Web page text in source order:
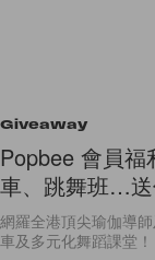
Giveaway
Popbee 會員
車、跳舞班…送
網羅全港頂尖瑜伽導
車及多元化舞蹈課堂！